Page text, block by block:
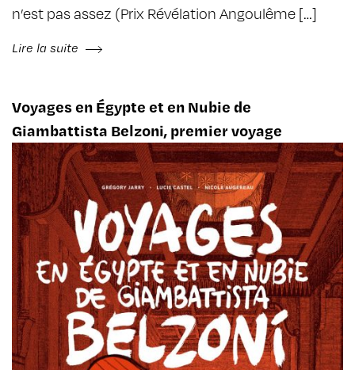
n’est pas assez (Prix Révélation Angoulême […]
Lire la suite
Voyages en Égypte et en Nubie de
Giambattista Belzoni, premier voyage